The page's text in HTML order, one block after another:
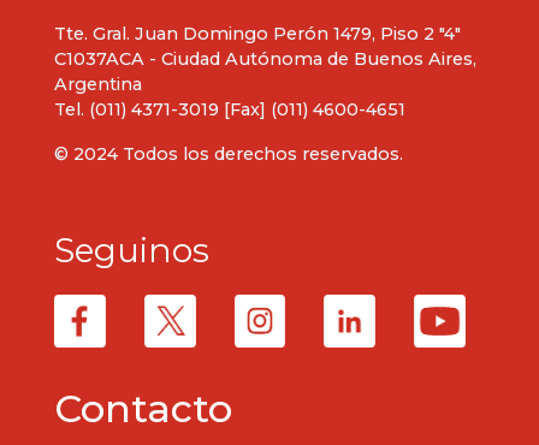
Tte. Gral. Juan Domingo Perón 1479, Piso 2 "4"
C1037ACA - Ciudad Autónoma de Buenos Aires,
Argentina
Tel. (011) 4371-3019 [Fax] (011) 4600-4651
© 2024 Todos los derechos reservados.
Seguinos
Contacto